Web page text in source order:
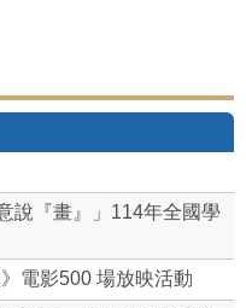
說『畫』」114年全國學
電影500 場放映活動